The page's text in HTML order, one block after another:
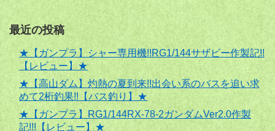
最近の投稿
★【ガンプラ】シャー専用機!!RG1/144サザビー作製記!!
【レビュー】★
★【高山ダム】灼熱の夏到来!!出会い系のバスを追い求
めて2桁釣果!!【バス釣り】★
★【ガンプラ】RG1/144RX-78-2ガンダムVer2.0作製
記!!!【レビュー】★